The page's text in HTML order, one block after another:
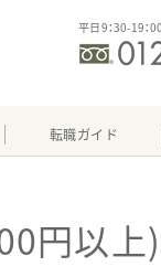
平日9：30-19：
転職ガイド
円以上)